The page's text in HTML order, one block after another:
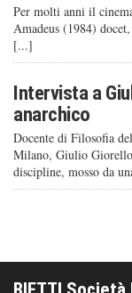
Per molti anni il
Amadeus (1984)
[...]
Intervista a
anarchico
Docente di Filosofia
Milano, Giulio Giorello
discipline, mosso da